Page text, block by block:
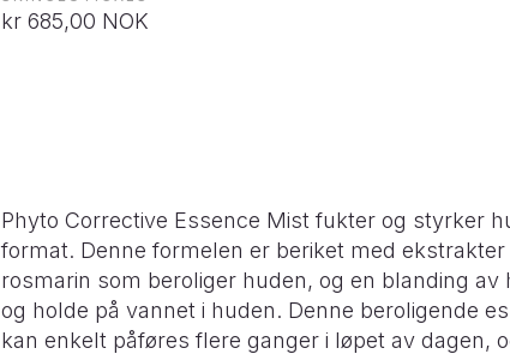
kr 685,00 NOK
Phyto Corrective Essence Mist fukter og styrker
format. Denne formelen er beriket med
rosmarin som beroliger huden, og en blanding
og holde på vannet i huden. Denne beroligende
kan enkelt påføres flere ganger i løpet av dagen,